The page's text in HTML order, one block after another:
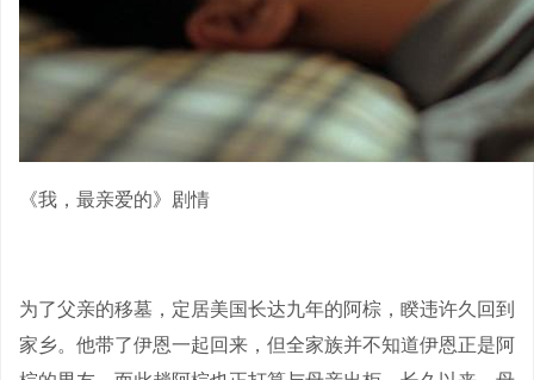
《我，最亲爱的》剧情
为了父亲的移墓，定居美国长达九年的阿棕，睽违许久回到
家乡。他带了伊恩一起回来，但全家族并不知道伊恩正是阿